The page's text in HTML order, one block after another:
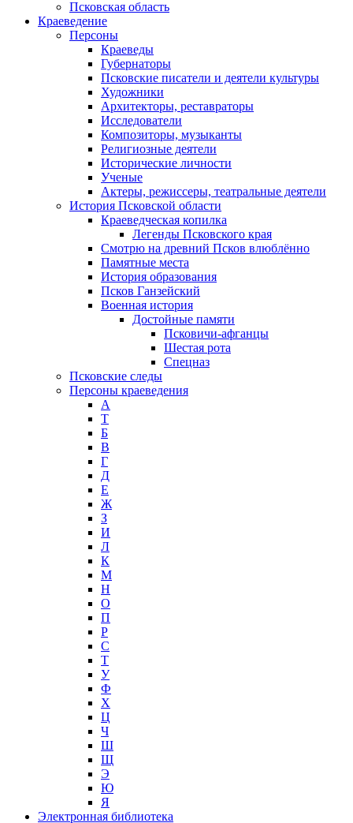
Псковская область
Краеведение
Персоны
Краеведы
Губернаторы
Псковские писатели и деятели культуры
Художники
Архитекторы, реставраторы
Исследователи
Композиторы, музыканты
Религиозные деятели
Исторические личности
Ученые
Актеры, режиссеры, театральные деятели
История Псковской области
Краеведческая копилка
Легенды Псковского края
Смотрю на древний Псков влюблённо
Памятные места
История образования
Псков Ганзейский
Военная история
Достойные памяти
Псковичи-афганцы
Шестая рота
Спецназ
Псковские следы
Персоны краеведения
А
T
Б
В
Г
Д
Е
Ж
З
И
Л
К
М
Н
О
П
Р
С
Т
У
Ф
Х
Ц
Ч
Ш
Щ
Э
Ю
Я
Электронная библиотека